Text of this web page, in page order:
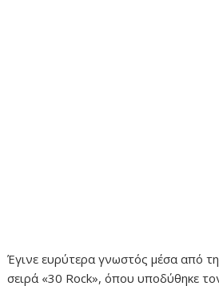
Έγινε ευρύτερα γνωστός μέσα από
σειρά «30 Rock», όπου υποδύθηκε